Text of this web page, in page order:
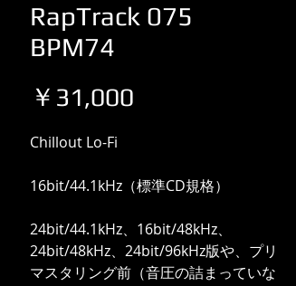
RapTrack 075
BPM74
￥31,000
Chillout Lo-Fi
16bit/44.1kHz（標準CD規格）
24bit/44.1kHz、16bit/48kHz、
24bit/48kHz、24bit/96kHz版や、プリ
マスタリング前（音圧の詰まっていな